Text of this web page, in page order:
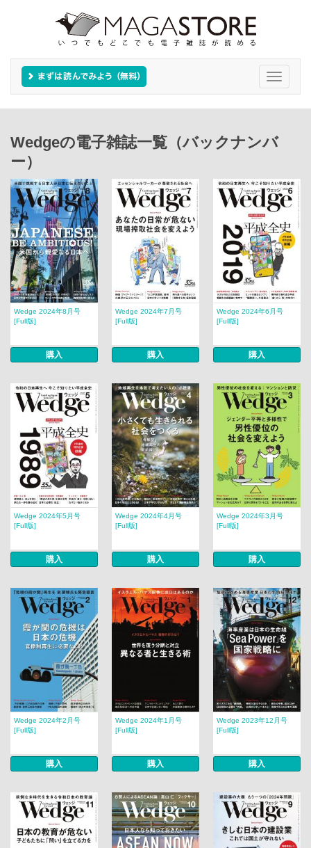
Toggle
Wedgeの電子雑誌一覧（バックナンバ
ー）
Wedge 2024年8月号
[Full版]
購入
Wedge 2024年7月号
[Full版]
購入
Wedge 2024年6月号
[Full版]
購入
Wedge 2024年5月号
[Full版]
購入
Wedge 2024年4月号
[Full版]
購入
Wedge 2024年3月号
[Full版]
購入
Wedge 2024年2月号
[Full版]
購入
Wedge 2024年1月号
[Full版]
購入
Wedge 2023年12月号
[Full版]
購入